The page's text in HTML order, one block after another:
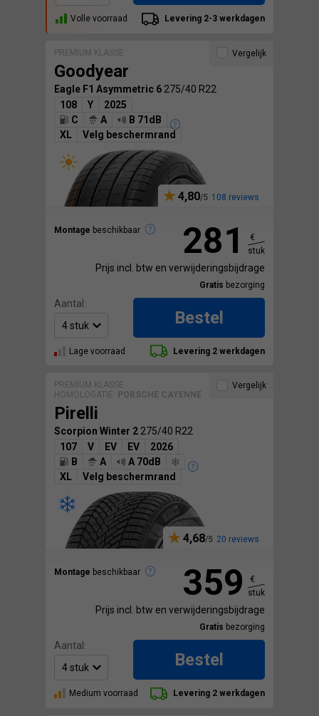
Volle voorraad Levering 2-3 werkdagen
PREMIUM KLASSE
Goodyear
Eagle F1 Asymmetric 6 275/40 R22
108
Y
2025
C
A
B 71dB
XL
Velg beschermrand
4,80 108 reviews
Montage beschikbaar
Vergelijk
281
€
stuk
Prijs incl. btw en verwijderingsbijdrage
Gratis bezorging
Aantal:
Bestel
Lage voorraad Levering 2 werkdagen
PREMIUM KLASSE
HOMOLOGATIE:
PORSCHE CAYENNE
Pirelli
Scorpion Winter 2 275/40 R22
107
V EV EV
2026
B
A
A 70dB
XL
Velg beschermrand
4,68 20 reviews
Montage beschikbaar
Vergelijk
359
€
stuk
Prijs incl. btw en verwijderingsbijdrage
Gratis bezorging
Aantal:
Bestel
Medium voorraad Levering 2 werkdagen